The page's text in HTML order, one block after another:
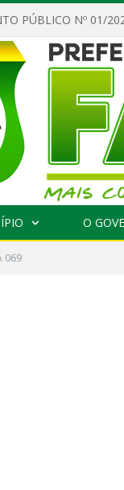
PÚBLICO Nº 01/
O
069